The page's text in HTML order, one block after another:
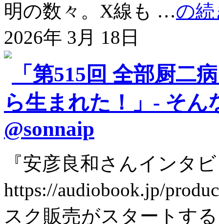
明の数々。X線も …の
2026年 3月 18日
「第515回 全部厨二
ら生まれた！」- そん
@sonnaip
『安彦良和さんインタ
https://audiobook.jp/
スク販売がスタートす